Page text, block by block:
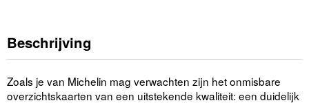
Beschrijving
Zoals je van Michelin mag verwachten zijn het onmisbare
overzichtskaarten van een uitstekende kwaliteit: een duidelijk